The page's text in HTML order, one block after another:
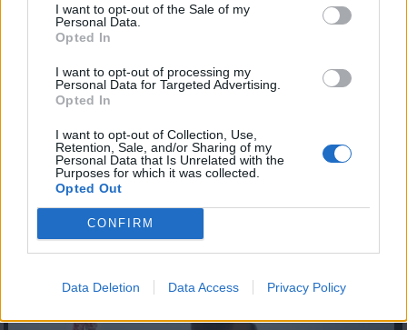
I want to opt-out of the Sale of my
Personal Data.
Opted In
I want to opt-out of processing my
Personal Data for Targeted Advertising.
Opted In
I want to opt-out of Collection, Use,
Retention, Sale, and/or Sharing of my
Personal Data that Is Unrelated with the
Purposes for which it was collected.
Opted Out
CONFIRM
Data Deletion Data Access Privacy Policy
Θύρα SIGMA 09.04.17